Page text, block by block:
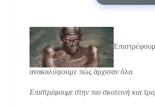
ανακαλύψουμε πώς άρχισαν όλα
Επιστρέφουμε στην πιο σκοτεινή και